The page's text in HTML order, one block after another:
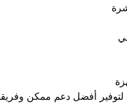
أفضل دعم ممكن وفريقنا